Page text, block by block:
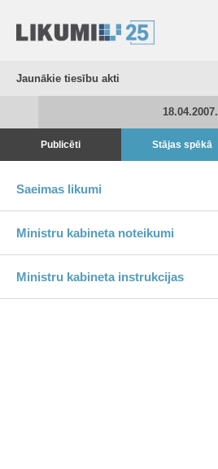
Jaunākie tiesību akti
18.04.2007.
Publicēti Stājas spēkā
Saeimas likumi
Ministru kabineta noteikumi
Ministru kabineta instrukcijas